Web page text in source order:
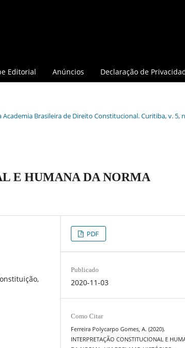
Editorial Anúncios Declaração de
Brasileira de Direito Constitucional. Curitiba, v. 5,
E HUMANA DA NORMA
PDF
Publicado
2020-11-03
Como Citar
Ferreira Polycarpo Gomes, A. (2020).
INTERPRETAÇÃO CONSTITUCIONAL E